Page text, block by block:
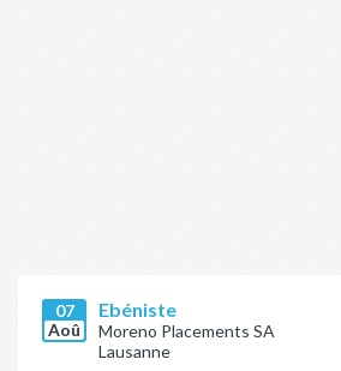
07
Aoû
Ebéniste
Moreno Placements SA
Lausanne